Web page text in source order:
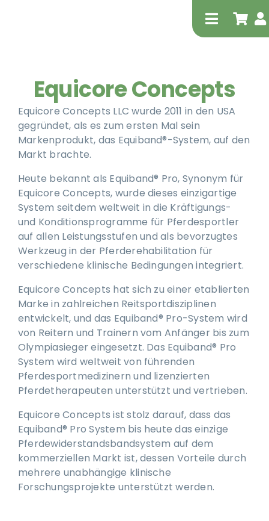
Toggle
Equicore Concepts
Equicore Concepts LLC wurde 2011 in den USA
gegründet, als es zum ersten Mal sein
Markenprodukt, das Equiband®-System, auf den
Markt brachte.
Heute bekannt als Equiband® Pro, Synonym für
Equicore Concepts, wurde dieses einzigartige
System seitdem weltweit in die Kräftigungs-
und Konditionsprogramme für Pferdesportler
auf allen Leistungsstufen und als bevorzugtes
Werkzeug in der Pferderehabilitation für
verschiedene klinische Bedingungen integriert.
Equicore Concepts hat sich zu einer etablierten
Marke in zahlreichen Reitsportdisziplinen
entwickelt, und das Equiband® Pro-System wird
von Reitern und Trainern vom Anfänger bis zum
Olympiasieger eingesetzt. Das Equiband® Pro
System wird weltweit von führenden
Pferdesportmedizinern und lizenzierten
Pferdetherapeuten unterstützt und vertrieben.
Equicore Concepts ist stolz darauf, dass das
Equiband® Pro System bis heute das einzige
Pferdewiderstandsbandsystem auf dem
kommerziellen Markt ist, dessen Vorteile durch
mehrere unabhängige klinische
Forschungsprojekte unterstützt werden.